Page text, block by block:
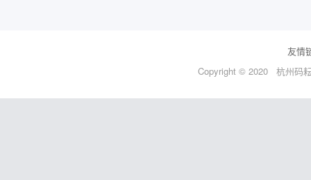
友情
Copyright © 2020 杭州码